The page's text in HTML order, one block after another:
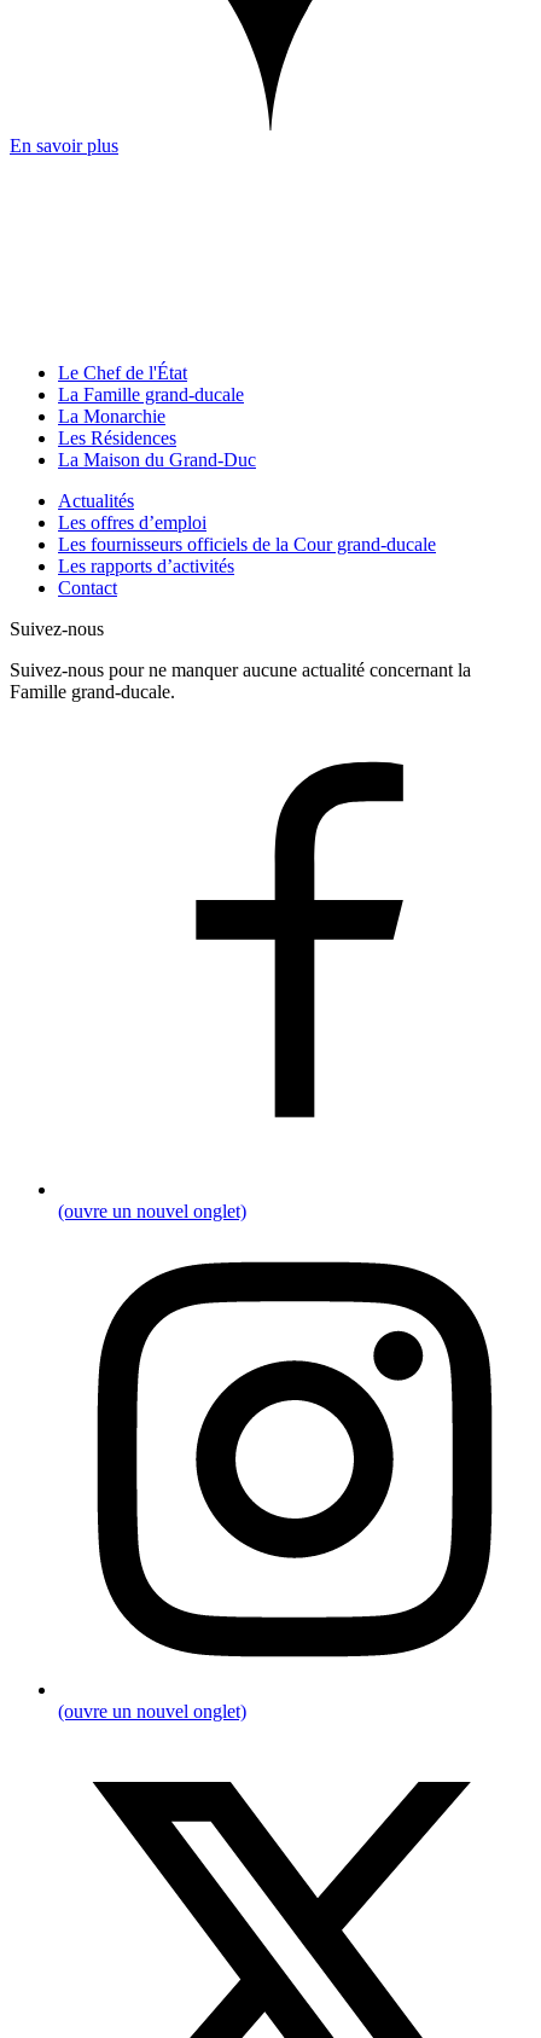
En savoir plus
Le Chef de l'État
La Famille grand-ducale
La Monarchie
Les Résidences
La Maison du Grand-Duc
Actualités
Les offres d’emploi
Les fournisseurs officiels de la Cour grand-ducale
Les rapports d’activités
Contact
Suivez-nous
Suivez-nous pour ne manquer aucune actualité concernant la
Famille grand-ducale.
(ouvre un nouvel onglet)
(ouvre un nouvel onglet)